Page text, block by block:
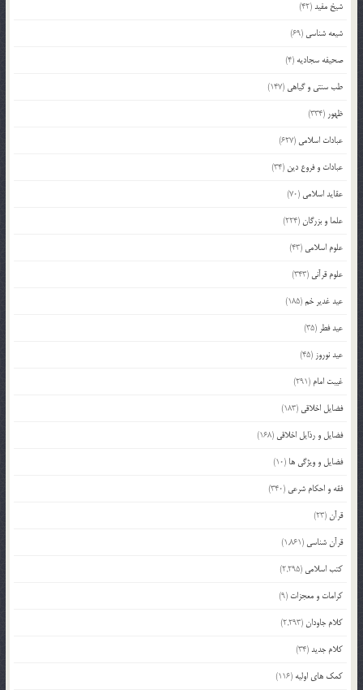
شیخ مفید(42)
شیعه شناسی (69)
صحیفه سجادیه (4)
طب سنتی و گیاهی (147)
ظهور (334)
عبادات اسلامی (627)
عبادات و فروع دین (34)
عقاید اسلامی (70)
علما و بزرگان(224)
علوم اسلامی (43)
علوم قرآنی (343)
عید غدیر خم(185)
عید فطر (35)
عید نوروز (45)
غیبت امام (291)
فضایل اخلاقی (183)
فضایل و رذایل اخلاقی (168)
فضایل و ویژگی ها (10)
فقه و احکام شرعی (340)
قرآن(23)
قرآن شناسی (1,861)
کتب اسلامی (2,295)
کرامات و معجزات (9)
کلام جاودان(2,293)
کلام جدید(34)
کمک های اولیه (116)